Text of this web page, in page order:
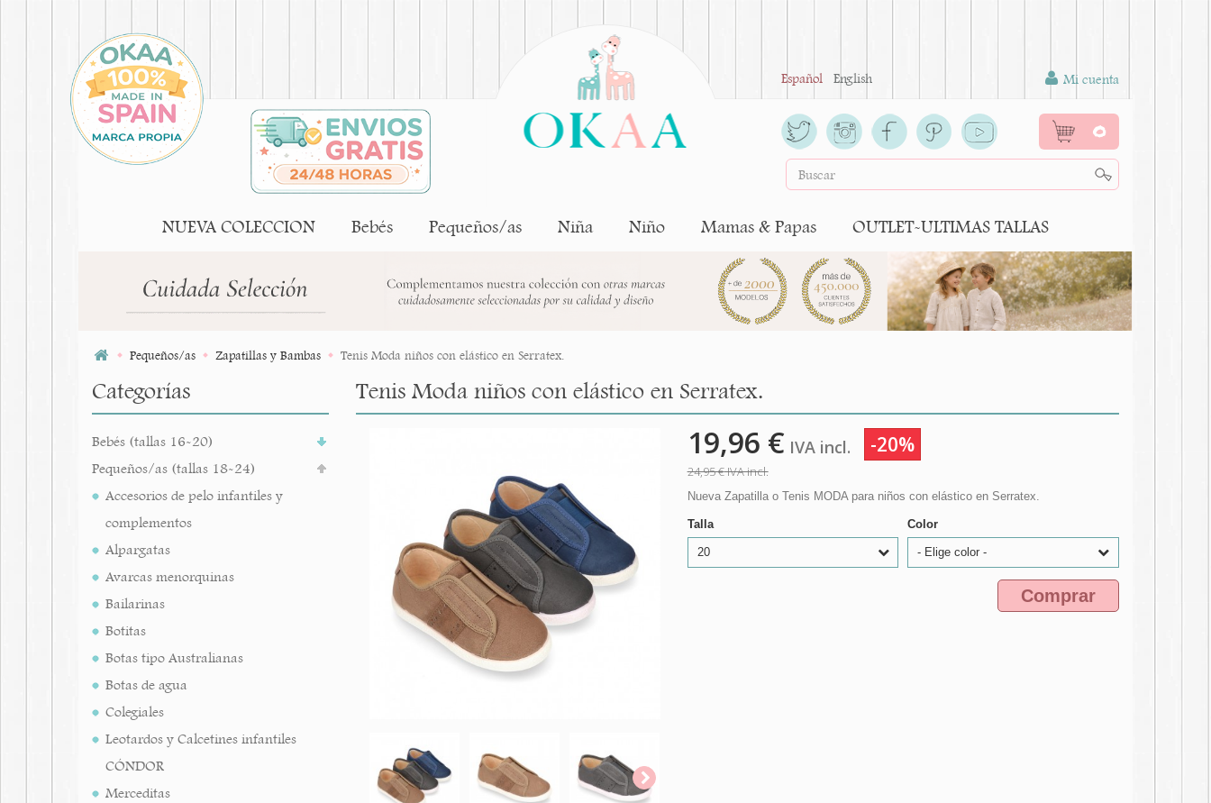
Español English Mi cuenta
0
NUEVA COLECCION Bebés Pequeños/as Niña Niño Mamas & Papas OUTLET-ULTIMAS TALLAS
Pequeños/as Zapatillas y Bambas Tenis Moda niños con elástico en Serratex.
Categorías
Bebés (tallas 16-20)
Pequeños/as (tallas 18-24)
Accesorios de pelo infantiles y
complementos
Alpargatas
Avarcas menorquinas
Bailarinas
Botitas
Botas tipo Australianas
Botas de agua
Colegiales
Leotardos y Calcetines infantiles
CÓNDOR
Merceditas
Tenis Moda niños con elástico en Serratex.
19,96 € IVA incl. -20%
24,95 €IVA incl.
Nueva Zapatilla o Tenis MODA para niños con elástico en Serratex.
Talla
20
Color
- Elige color -
Comprar